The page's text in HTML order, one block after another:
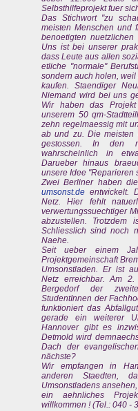
Selbsthilfeprojekt fuer
Das Stichwort "zu
meisten Menschen und
benoetigten
Uns ist bei unserer
dass Leute aus allen
etliche "normale"
sondern auch holen,
kaufen. Staendiger
Niemand wird bei uns
Wir haben das
unserem 50 qm-
zehn regelmaessig mit
ab und zu. Die meisten
gestossen. In den
wahrscheinlich in
Darueber hinaus
unsere Idee "Reparieren
Zwei Berliner haben
umsonst.de entwickelt.
Netz. Hier fehlt
verwertungssuechtiger
abzustellen.
Schliesslich sind noch
Naehe.
Seit ueber einem
Projektgemeinschaft
Umsonstladen. Er ist
Netz erreichbar. Am 2.
Bergedorf der
StudentInnen der
funktioniert das
gerade ein weiterer
Hannover gibt es
Detmold wird
Dach der
nächste?
Wir empfangen in
anderen Staedten,
Umsonstladens
ein aehnliches
willkommen ! (Tel.: 040 -